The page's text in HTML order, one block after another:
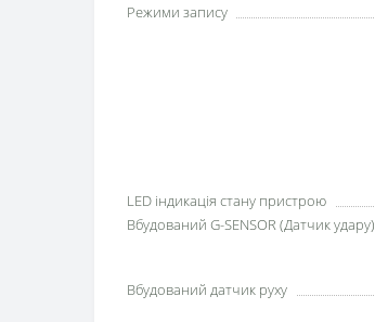
Режими запису
LED індикація стану пристрою
Вбудований G-SENSOR (Датчик удару)
Вбудований датчик руху